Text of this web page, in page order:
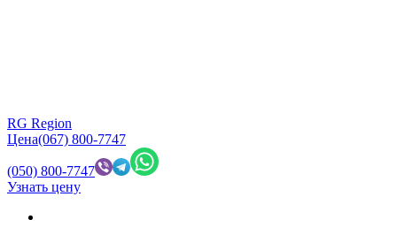
RG Region
Цена(067) 800-7747
(050) 800-7747
Узнать цену